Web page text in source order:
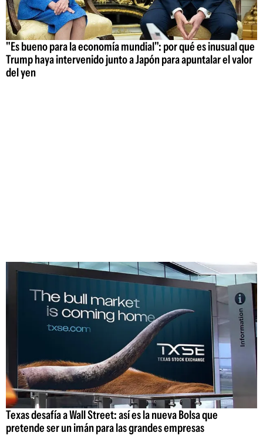
"Es bueno para la economía mundial": por qué es inusual que
Trump haya intervenido junto a Japón para apuntalar el valor
del yen
Texas desafía a Wall Street: así es la nueva Bolsa que
pretende ser un imán para las grandes empresas